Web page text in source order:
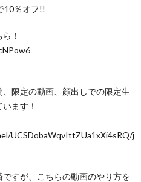
10％オフ!!
！
限定の動画、顔出しでの限定生
ます！
UCSDobaWqvIttZUa1xXi4sRQ/j
すが、こちらの動画のやり方を